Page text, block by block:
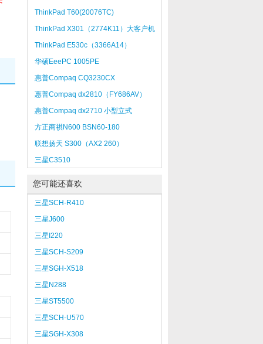
ThinkPad T60(20076TC)
ThinkPad X301（2774K11）大客户机
型
ThinkPad E530c（3366A14）
华硕EeePC 1005PE
惠普Compaq CQ3230CX
惠普Compaq dx2810（FY686AV）
惠普Compaq dx2710 小型立式
（NA093PA）
方正商祺N600 BSN60-180
联想扬天 S300（AX2 260）
三星C3510
您可能还喜欢
三星SCH-R410
三星J600
三星I220
三星SCH-S209
三星SGH-X518
三星N288
三星ST5500
三星SCH-U570
三星SGH-X308